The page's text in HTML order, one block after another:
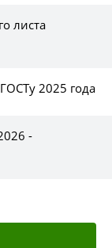
листа
2025 года
-